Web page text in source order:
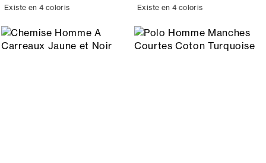
Existe en 4 coloris Existe en 4 coloris